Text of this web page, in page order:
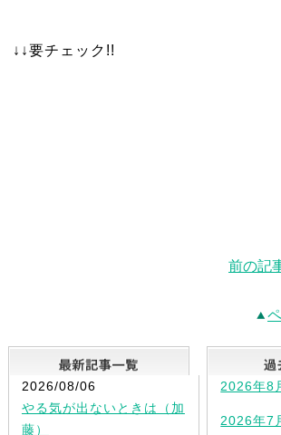
↓↓要チェック!!
前の記
最新記事一
2026/08/06
やる気が出ないときは（加
藤）
2026年8
2026年7